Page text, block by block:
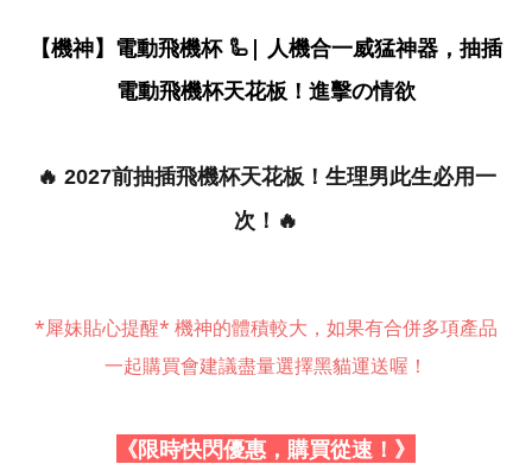
【機神】電動飛機杯 🦾| 人機合一威猛神器，抽插
電動飛機杯天花板！進擊の情欲
🔥 2027前抽插飛機杯天花板！生理男此生必用一
次！ 🔥
*犀妹貼心提醒* 機神的體積較大，如果有合併多項產品
一起購買會建議盡量選擇黑貓運送喔！
《限時快閃優惠，購買從速！》